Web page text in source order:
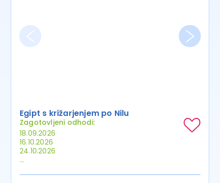
Egipt s križarjenjem po Nilu
Zagotovljeni odhodi:
18.09.2026
16.10.2026
24.10.2026
...